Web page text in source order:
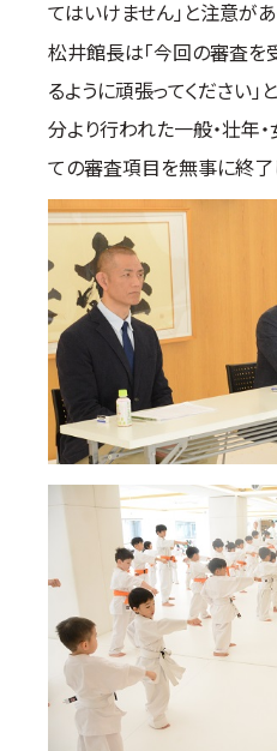
てはいけません」と注意があ
松井館長は「今回の審査
るように頑張ってください
分より行われた一般・壮年
ての審査項目を無事に終了